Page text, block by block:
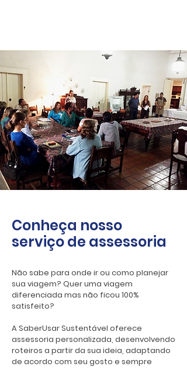
Conheça nosso
serviço de assessoria
Não sabe para onde ir ou como planejar
sua viagem? Quer uma viagem
diferenciada mas não ficou 100%
satisfeito?
A SaberUsar Sustentável oferece
assessoria personalizada, desenvolvendo
roteiros a partir da sua ideia, adaptando
de acordo com seu gosto e sempre